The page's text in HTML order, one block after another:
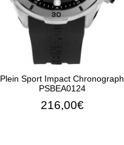
Plein Sport Impact Chronograph
PSBEA0124
216,00€